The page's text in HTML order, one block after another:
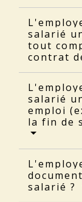
salarié
tout
contrat
salarié
emploi
la fin de
salarié ?